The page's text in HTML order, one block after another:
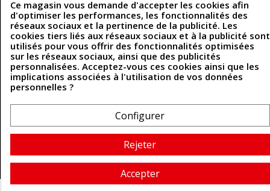
Conditions Générales de Vente
Politique de confidentialité
Politique des cookies
Contactez-nous
Coordonnées
05 63 34 51 88
contact@cuirenstock.com
Cuirenstock © 2026 - Une création Quatrys 💙
Ce magasin vous demande d'accepter les cookies afin
d'optimiser les performances, les fonctionnalités des
réseaux sociaux et la pertinence de la publicité. Les
cookies tiers liés aux réseaux sociaux et à la publicité sont
utilisés pour vous offrir des fonctionnalités optimisées
sur les réseaux sociaux, ainsi que des publicités
personnalisées. Acceptez-vous ces cookies ainsi que les
implications associées à l'utilisation de vos données
personnelles ?
Configurer
Rejeter
Accepter